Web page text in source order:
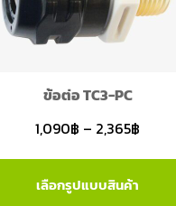
ข้อต่อ TC3-PC
1,090฿ – 2,365฿
เลือกรูปแบบสินค้า